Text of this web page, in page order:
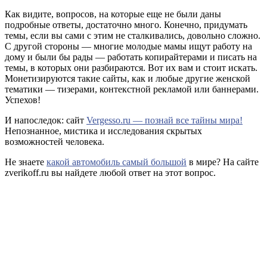
Как видите, вопросов, на которые еще не были даны
подробные ответы, достаточно много. Конечно, придумать
темы, если вы сами с этим не сталкивались, довольно сложно.
С другой стороны — многие молодые мамы ищут работу на
дому и были бы рады — работать копирайтерами и писать на
темы, в которых они разбираются. Вот их вам и стоит искать.
Монетизируются такие сайты, как и любые другие женской
тематики — тизерами, контекстной рекламой или баннерами.
Успехов!
И напоследок: сайт Vergesso.ru — познай все тайны мира!
Непознанное, мистика и исследования скрытых
возможностей человека.
Не знаете какой автомобиль самый большой в мире? На сайте
zverikoff.ru вы найдете любой ответ на этот вопрос.